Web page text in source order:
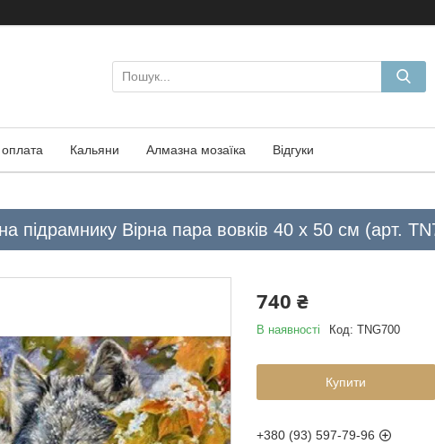
Кальяни Алмазна мозаїка Відгуки
підрамнику Вірна пара вовків 40 х 50 см (арт.
740 ₴
В наявності Код: TNG700
Купити
+380 (93) 597-79-96